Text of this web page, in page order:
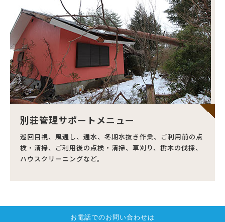
別荘管理サポートメニュー
巡回目視、風通し、通水、冬期水抜き作業、ご利用前の点
検・清掃、ご利用後の点検・清掃、草刈り、樹木の伐採、
ハウスクリーニングなど。
お電話でのお問い合わせは